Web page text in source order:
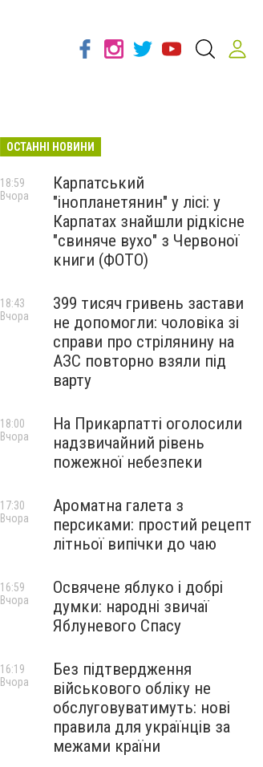
ОСТАННІ НОВИНИ
Карпатський
"інопланетянин" у лісі: у
Карпатах знайшли рідкісне
"свиняче вухо" з Червоної
книги (ФОТО)
18:59
Вчора
399 тисяч гривень застави
не допомогли: чоловіка зі
справи про стрілянину на
АЗС повторно взяли під
варту
18:43
Вчора
На Прикарпатті оголосили
надзвичайний рівень
пожежної небезпеки
18:00
Вчора
Ароматна галета з
персиками: простий рецепт
літньої випічки до чаю
17:30
Вчора
Освячене яблуко і добрі
думки: народні звичаї
Яблуневого Спасу
16:59
Вчора
Без підтвердження
військового обліку не
обслуговуватимуть: нові
правила для українців за
межами країни
16:19
Вчора